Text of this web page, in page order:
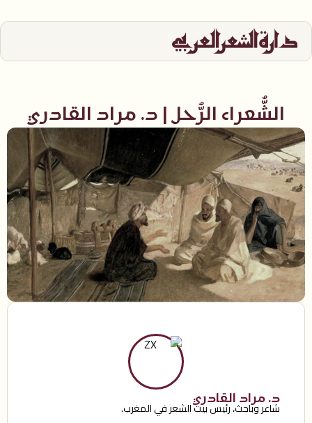
الشُّعراء الرُّحل | د. مراد القادري
د. مراد القادري
شاعر وباحث، رئيس بيت الشعر في المغرب.